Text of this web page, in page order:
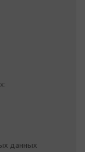
данных